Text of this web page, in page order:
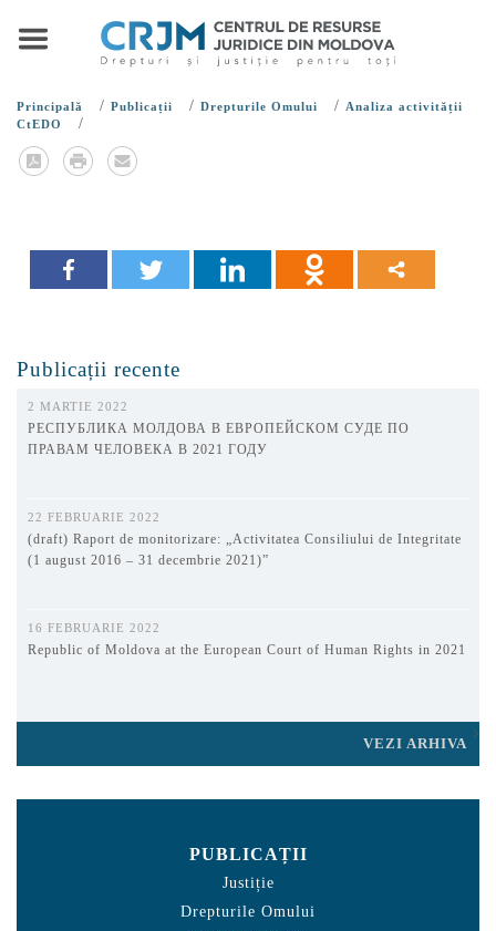
Principală / Publicații / Drepturile Omului / Analiza activității
CtEDO
/
Publicații recente
2 MARTIE 2022
РЕСПУБЛИКА МОЛДОВА В ЕВРОПЕЙСКОМ СУДЕ ПО
ПРАВАМ ЧЕЛОВЕКА В 2021 ГОДУ
22 FEBRUARIE 2022
(draft) Raport de monitorizare: „Activitatea Consiliului de Integritate
(1 august 2016 – 31 decembrie 2021)”
16 FEBRUARIE 2022
Republic of Moldova at the European Court of Human Rights in 2021
VEZI ARHIVA
PUBLICAȚII
Justiție
Drepturile Omului